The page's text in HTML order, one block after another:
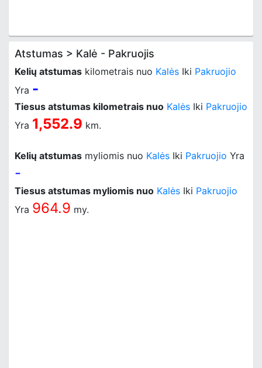
Atstumas > Kalė - Pakruojis
Kelių atstumas kilometrais nuo Kalės Iki Pakruojio
Yra -
Tiesus atstumas kilometrais nuo Kalės Iki Pakruojio
Yra 1,552.9 km.
Kelių atstumas myliomis nuo Kalės Iki Pakruojio Yra
-
Tiesus atstumas myliomis nuo Kalės Iki Pakruojio
Yra 964.9 my.